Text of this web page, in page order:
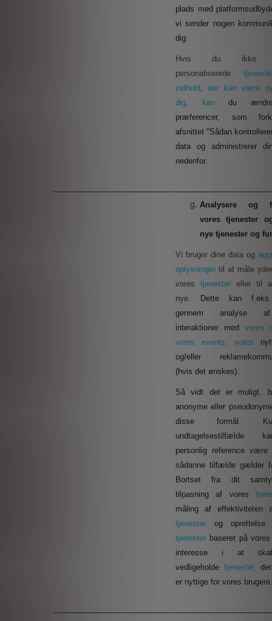
plads med
vi sender nogen
dig.
Hvis du ikke
personaliserede
indhold, der kan være
dig, kan du
præferencer, som
afsnittet "Sådan
data og administrerer
nedenfor.
Analysere og
vores tjenester
nye tjenester og
Vi bruger dine data og
oplysninger til at måle
vores tjenester eller til
nye.
Dette kan
gennem analyse
interaktioner med vores
vores events, vores
og/eller
(hvis det ønskes).
Så vidt det er muligt,
anonyme eller
disse formål.
undtagelsestilfælde
personlig reference
sådanne tilfælde gælder
Bortset fra dit
tilpasning af vores
måling af effektiviteten
tjenester og
tjenester baseret på
interesse i at
vedligeholde tjenester,
er nyttige for vores brugere.